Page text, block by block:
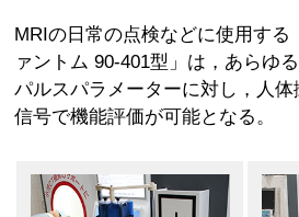
MRIの日常の点検などに使用する
ァントム 90-401型」は，あらゆ
パルスパラメーターに対し，人
信号で機能評価が可能となる。